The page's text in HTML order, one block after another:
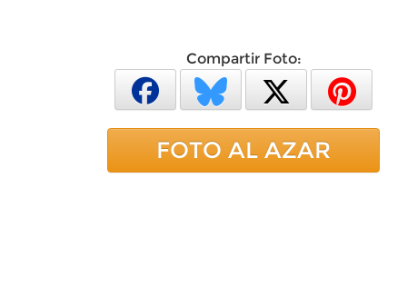
Compartir Foto:
FOTO AL AZAR